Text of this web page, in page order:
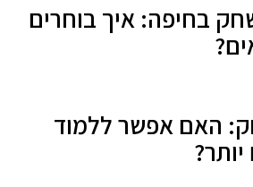
בחיפה: איך בוחרים
האם אפשר ללמוד